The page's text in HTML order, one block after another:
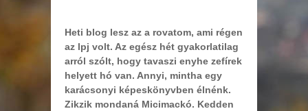
Heti blog lesz az a rovatom, ami régen
az lpj volt. Az egész hét gyakorlatilag
arról szólt, hogy tavaszi enyhe zefírek
helyett hó van. Annyi, mintha egy
karácsonyi képeskönyvben élnénk.
Zikzik mondaná Micimackó. Kedden